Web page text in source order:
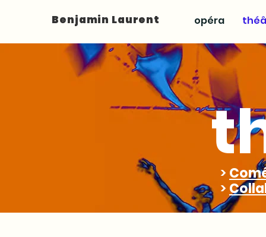
Benjamin Laurent opéra
>
>